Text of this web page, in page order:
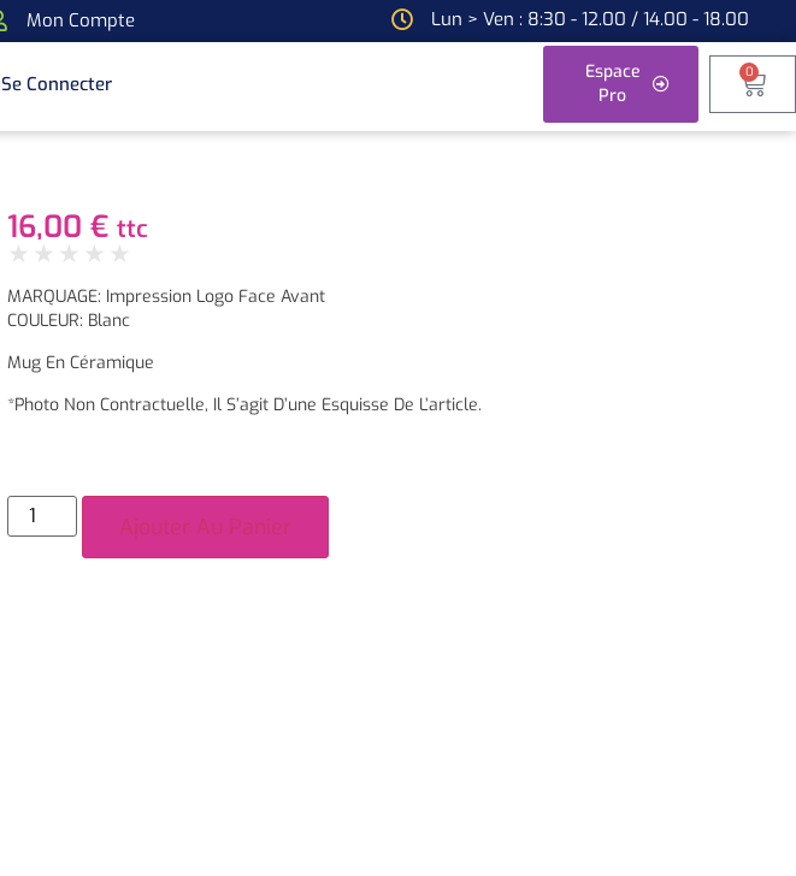
Mon Compte Lun > Ven : 8:30 - 12.00 / 14.00 - 18.00
Espace
Pro
Se Connecter
0
16,00 € ttc
★ ★ ★ ★ ★
MARQUAGE: Impression Logo Face Avant
COULEUR: Blanc
Mug En Céramique
*Photo Non Contractuelle, Il S’agit D’une Esquisse De L’article.
Ajouter Au Panier